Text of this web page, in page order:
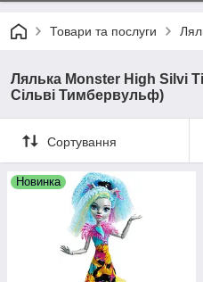
Товари та послуги
Лялька Monster High Silvi
Сільві Тимбервульф)
Сортування
Новинка